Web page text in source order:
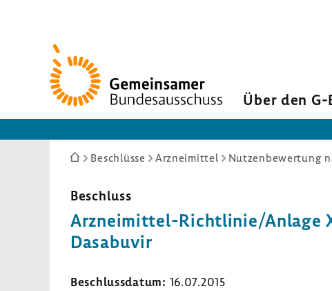
Zur
Startseite
Über den G-
Sie
hier:
Beschlüsse Arzneimittel Nutzenbewertung
Beschluss
Arzneimittel-​Richtlinie/Anlage
Dasa­buvir
Beschluss­datum: 16.07.2015